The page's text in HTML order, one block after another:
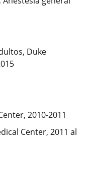
Duke
2010-2011
Center, 2011 al